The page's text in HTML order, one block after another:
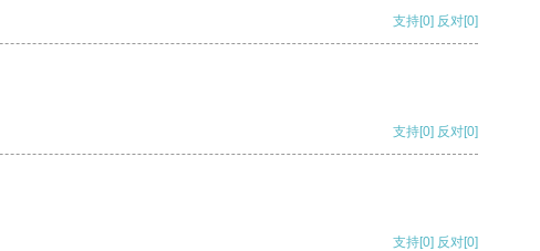
支持[0] 反对[0]
支持[0] 反对[0]
支持[0] 反对[0]